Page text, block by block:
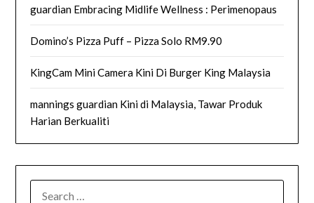
guardian Embracing Midlife Wellness : Perimenopaus
Domino’s Pizza Puff – Pizza Solo RM9.90
KingCam Mini Camera Kini Di Burger King Malaysia
mannings guardian Kini di Malaysia, Tawar Produk
Harian Berkualiti